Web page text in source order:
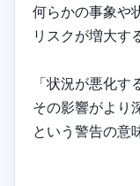
何らかの事象や
リスクが増大す
「状況が悪化す
その影響がより
という警告の意